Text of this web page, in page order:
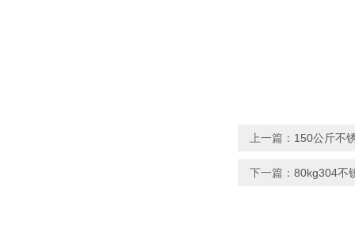
上一篇： 150公斤不
下一篇： 80kg304不